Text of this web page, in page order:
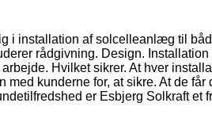
i installation af solcelleanlæg til
rådgivning. Design.
Hvilket sikrer. At hver
kunderne for, at sikre. At de får
er Esbjerg Solkraft et